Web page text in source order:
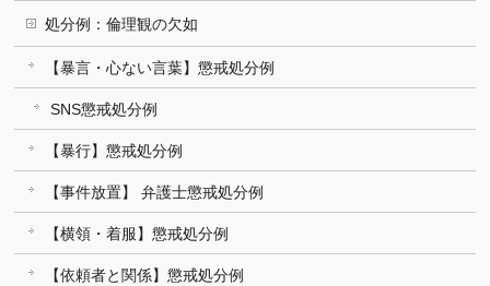
処分例：倫理観の欠如
【暴言・心ない言葉】懲戒処分例
SNS懲戒処分例
【暴行】懲戒処分例
【事件放置】 弁護士懲戒処分例
【横領・着服】懲戒処分例
【依頼者と関係】懲戒処分例